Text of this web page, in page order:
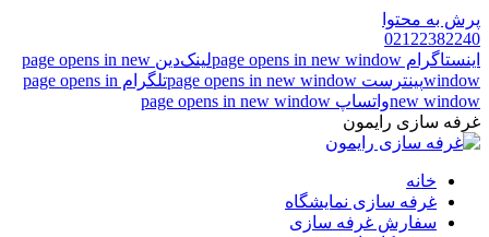
پرش به محتوا
02122382240
اینستاگرام page opens in new window
لینک‌دین page opens in new
windowپینترست page opens in new window
تلگرام page opens in
new windowواتساپ page opens in new window
غرفه سازی رایمون
خانه
غرفه سازی نمایشگاه
سفارش غرفه سازی